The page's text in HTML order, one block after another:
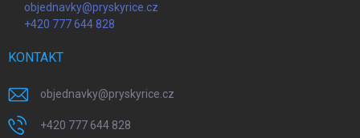
objednavky@pryskyrice.cz
+420 777 644 828
KONTAKT
objednavky@pryskyrice.cz
+420 777 644 828